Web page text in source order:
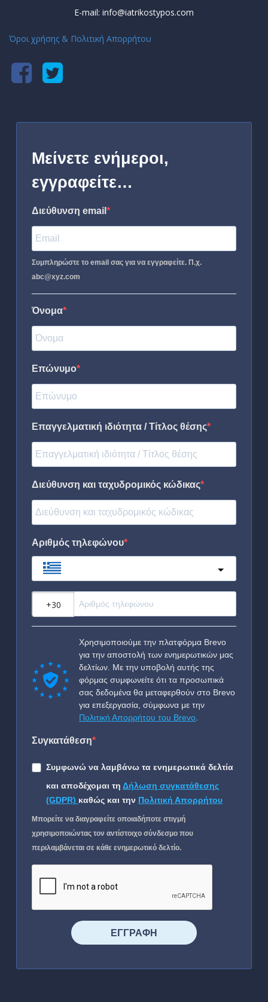
E-mail: info@iatrikostypos.com
Όροι χρήσης & Πολιτική Απορρήτου
Μείνετε ενήμεροι,
εγγραφείτε…
Διεύθυνση email
Συμπληρώστε το email σας για να εγγραφείτε. Π.χ.
abc@xyz.com
Όνομα
Επώνυμο
Επαγγελματική ιδιότητα / Τίτλος θέσης
Διεύθυνση και ταχυδρομικός κώδικας
Αριθμός τηλεφώνου
Χρησιμοποιούμε την πλατφόρμα Brevo
για την αποστολή των ενημερωτικών μας
δελτίων. Με την υποβολή αυτής της
φόρμας συμφωνείτε ότι τα προσωπικά
σας δεδομένα θα μεταφερθούν στο Brevo
για επεξεργασία, σύμφωνα με την
Πολιτική Απορρήτου του Brevo
Συγκατάθεση
Συμφωνώ να λαμβάνω τα ενημερωτικά δελτία
και αποδέχομαι τη Δήλωση συγκατάθεσης
(GDPR) καθώς και την Πολιτική Απορρήτου
Μπορείτε να διαγραφείτε οποιαδήποτε στιγμή
χρησιμοποιώντας τον αντίστοιχο σύνδεσμο που
περιλαμβάνεται σε κάθε ενημερωτικό δελτίο.
⠀⠀⠀⠀ΕΓΓΡΑΦΗ⠀⠀⠀⠀